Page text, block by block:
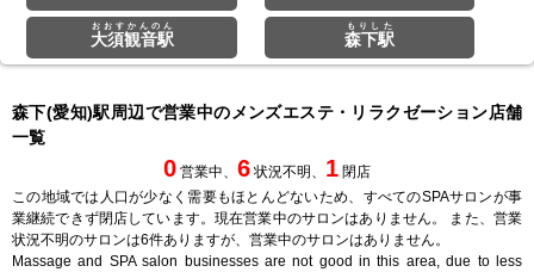
大須観音駅
おおすかんのん
森下駅
もりした
森下(愛知)駅周辺で営業中のメンズエステ・リラクゼーション店舗
一覧
0 営業中、 6 状況不明、 1 閉店
この地域では人口が少なく需要もほとんどないため、すべてのSPAサロンが事
業継続できず閉店しています。現在営業中のサロンはありません。 また、営業
状況不明のサロンは6件ありますが、営業中のサロンはありません。
Massage and SPA salon businesses are not good in this area, due to less